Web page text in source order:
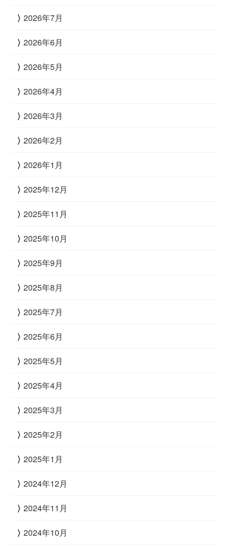
2026年7月
2026年6月
2026年5月
2026年4月
2026年3月
2026年2月
2026年1月
2025年12月
2025年11月
2025年10月
2025年9月
2025年8月
2025年7月
2025年6月
2025年5月
2025年4月
2025年3月
2025年2月
2025年1月
2024年12月
2024年11月
2024年10月